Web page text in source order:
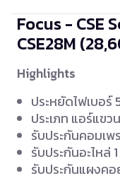
Focus - CSE
CSE28M
Highlights
ประหยัดไฟเบอร์
ประเภท แอร์แขวน
รับประกันคอมเพ
รับประกันอะไหล่
รับประกันแผงคอ